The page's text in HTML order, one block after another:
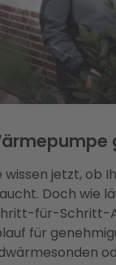
wissen jetzt, ob
Doch wie
für-Schritt-
für